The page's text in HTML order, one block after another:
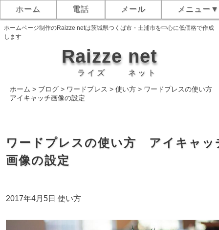
ホーム 電話 メール メニュー
ホームページ制作のRaizze netは茨城県つくば市・土浦市を中心に低価格で作成
します
Raizze
ライズ
net
ネット
ホーム > ブログ > ワードプレス > 使い方 > ワードプレスの使い方
アイキャッチ画像の設定
ワードプレスの使い方 アイキャッ
画像の設定
2017年4月5日 使い方